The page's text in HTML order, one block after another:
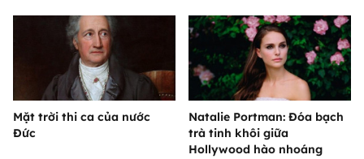
Mặt trời thi ca của nước
Đức
Natalie Portman: Đóa bạch
trà tinh khôi giữa
Hollywood hào nhoáng